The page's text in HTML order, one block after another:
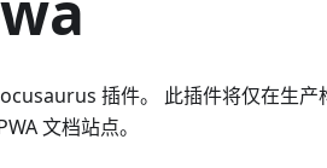
插件。 此插件将仅在生产
文档站点。